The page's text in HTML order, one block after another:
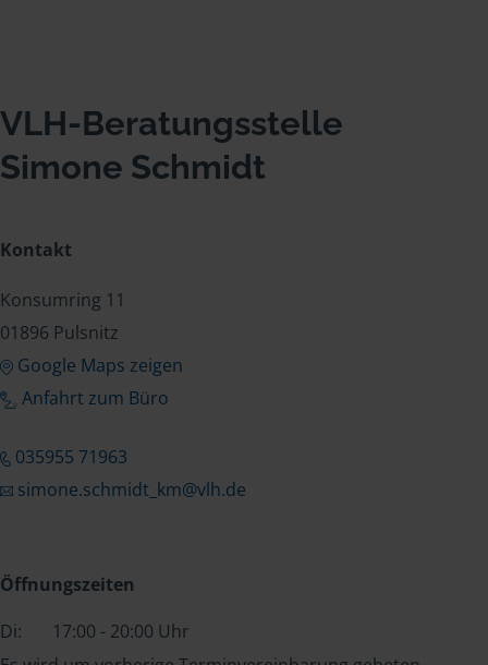
VLH-Beratungsstelle
Simone Schmidt
Kontakt
Konsumring 11
01896 Pulsnitz
Google Maps zeigen
Anfahrt zum Büro
035955 71963
simone.schmidt_km@vlh.de
Öffnungszeiten
Di:
17:00 - 20:00 Uhr